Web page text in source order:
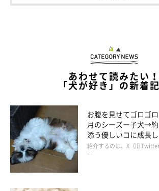
@kopant17
「中身はまだまだ甘えん坊ですし、テンショ
全力で走り回っているところはまったく変わ
（笑）」
あわせて読みたい！
「犬が好き」の新着
お腹を見せてゴロゴ
月のシーズー子犬→
添う優しいコに成長
紹介するのは、X（旧
…